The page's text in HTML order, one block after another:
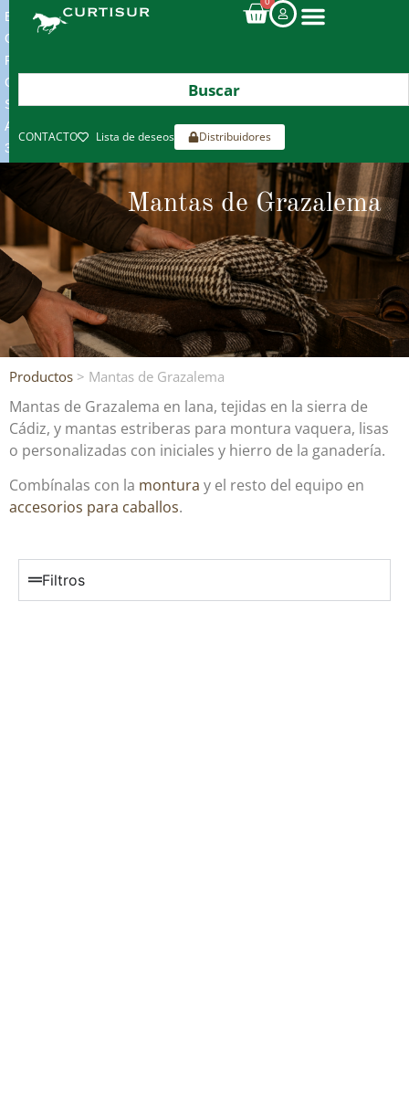
ENVIOS
GRATIS
POR
COMPRAS
SUPERIORES
A
300€*
CONTACTO Lista de deseos Distribuidores
Mantas de Grazalema
Productos > Mantas de Grazalema
Mantas de Grazalema en lana, tejidas en la sierra de
Cádiz, y mantas estriberas para montura vaquera, lisas
o personalizadas con iniciales y hierro de la ganadería.
Combínalas con la montura y el resto del equipo en
accesorios para caballos.
Filtros